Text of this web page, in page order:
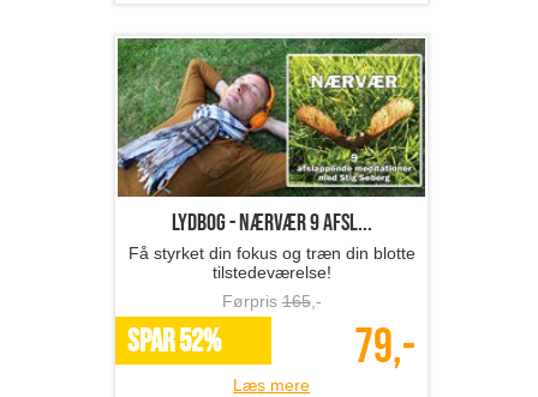
Lydbog - Nærvær 9 afsl...
Få styrket din fokus og træn din blotte
tilstedeværelse!
Førpris165,-
SPAR 52% 79,-
Læs mere